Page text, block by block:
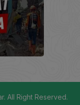
. All Right Reserved.